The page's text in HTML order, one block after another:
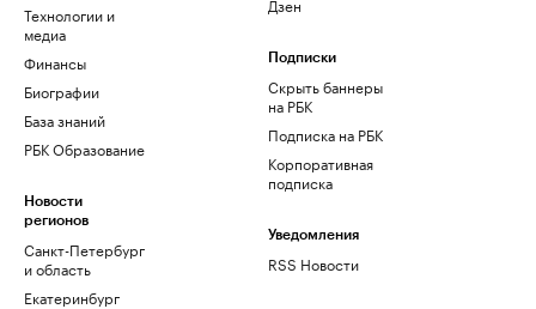
Технологии и
медиа
Финансы
Биографии
База знаний
РБК Образование
Новости
регионов
Санкт-Петербург
и область
Екатеринбург
Подписки
Скрыть баннеры
на РБК
Подписка на РБК
Корпоративная
подписка
Уведомления
RSS Новости